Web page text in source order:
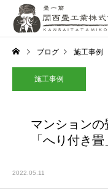
ブログ 施工事例
施工事例
マンションの
「へり付き畳
2022.05.11